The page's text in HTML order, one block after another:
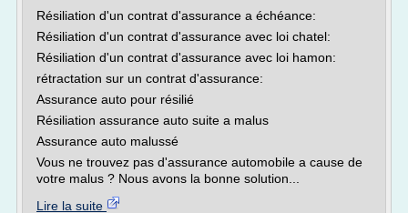
Résiliation d'un contrat d'assurance a échéance:
Résiliation d'un contrat d'assurance avec loi chatel:
Résiliation d'un contrat d'assurance avec loi hamon:
rétractation sur un contrat d'assurance:
Assurance auto pour résilié
Résiliation assurance auto suite a malus
Assurance auto malussé
Vous ne trouvez pas d'assurance automobile a cause de
votre malus ? Nous avons la bonne solution...
Lire la suite